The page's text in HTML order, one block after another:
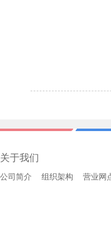
关于我们
公司简介 组织架构 营业网